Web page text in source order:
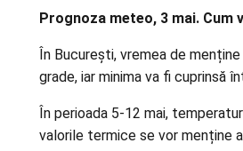
Prognoza meteo, 3 mai. Cum
În București, vremea de
grade, iar minima va fi cuprinsă
În perioada 5-12 mai,
valorile termice se vor menține